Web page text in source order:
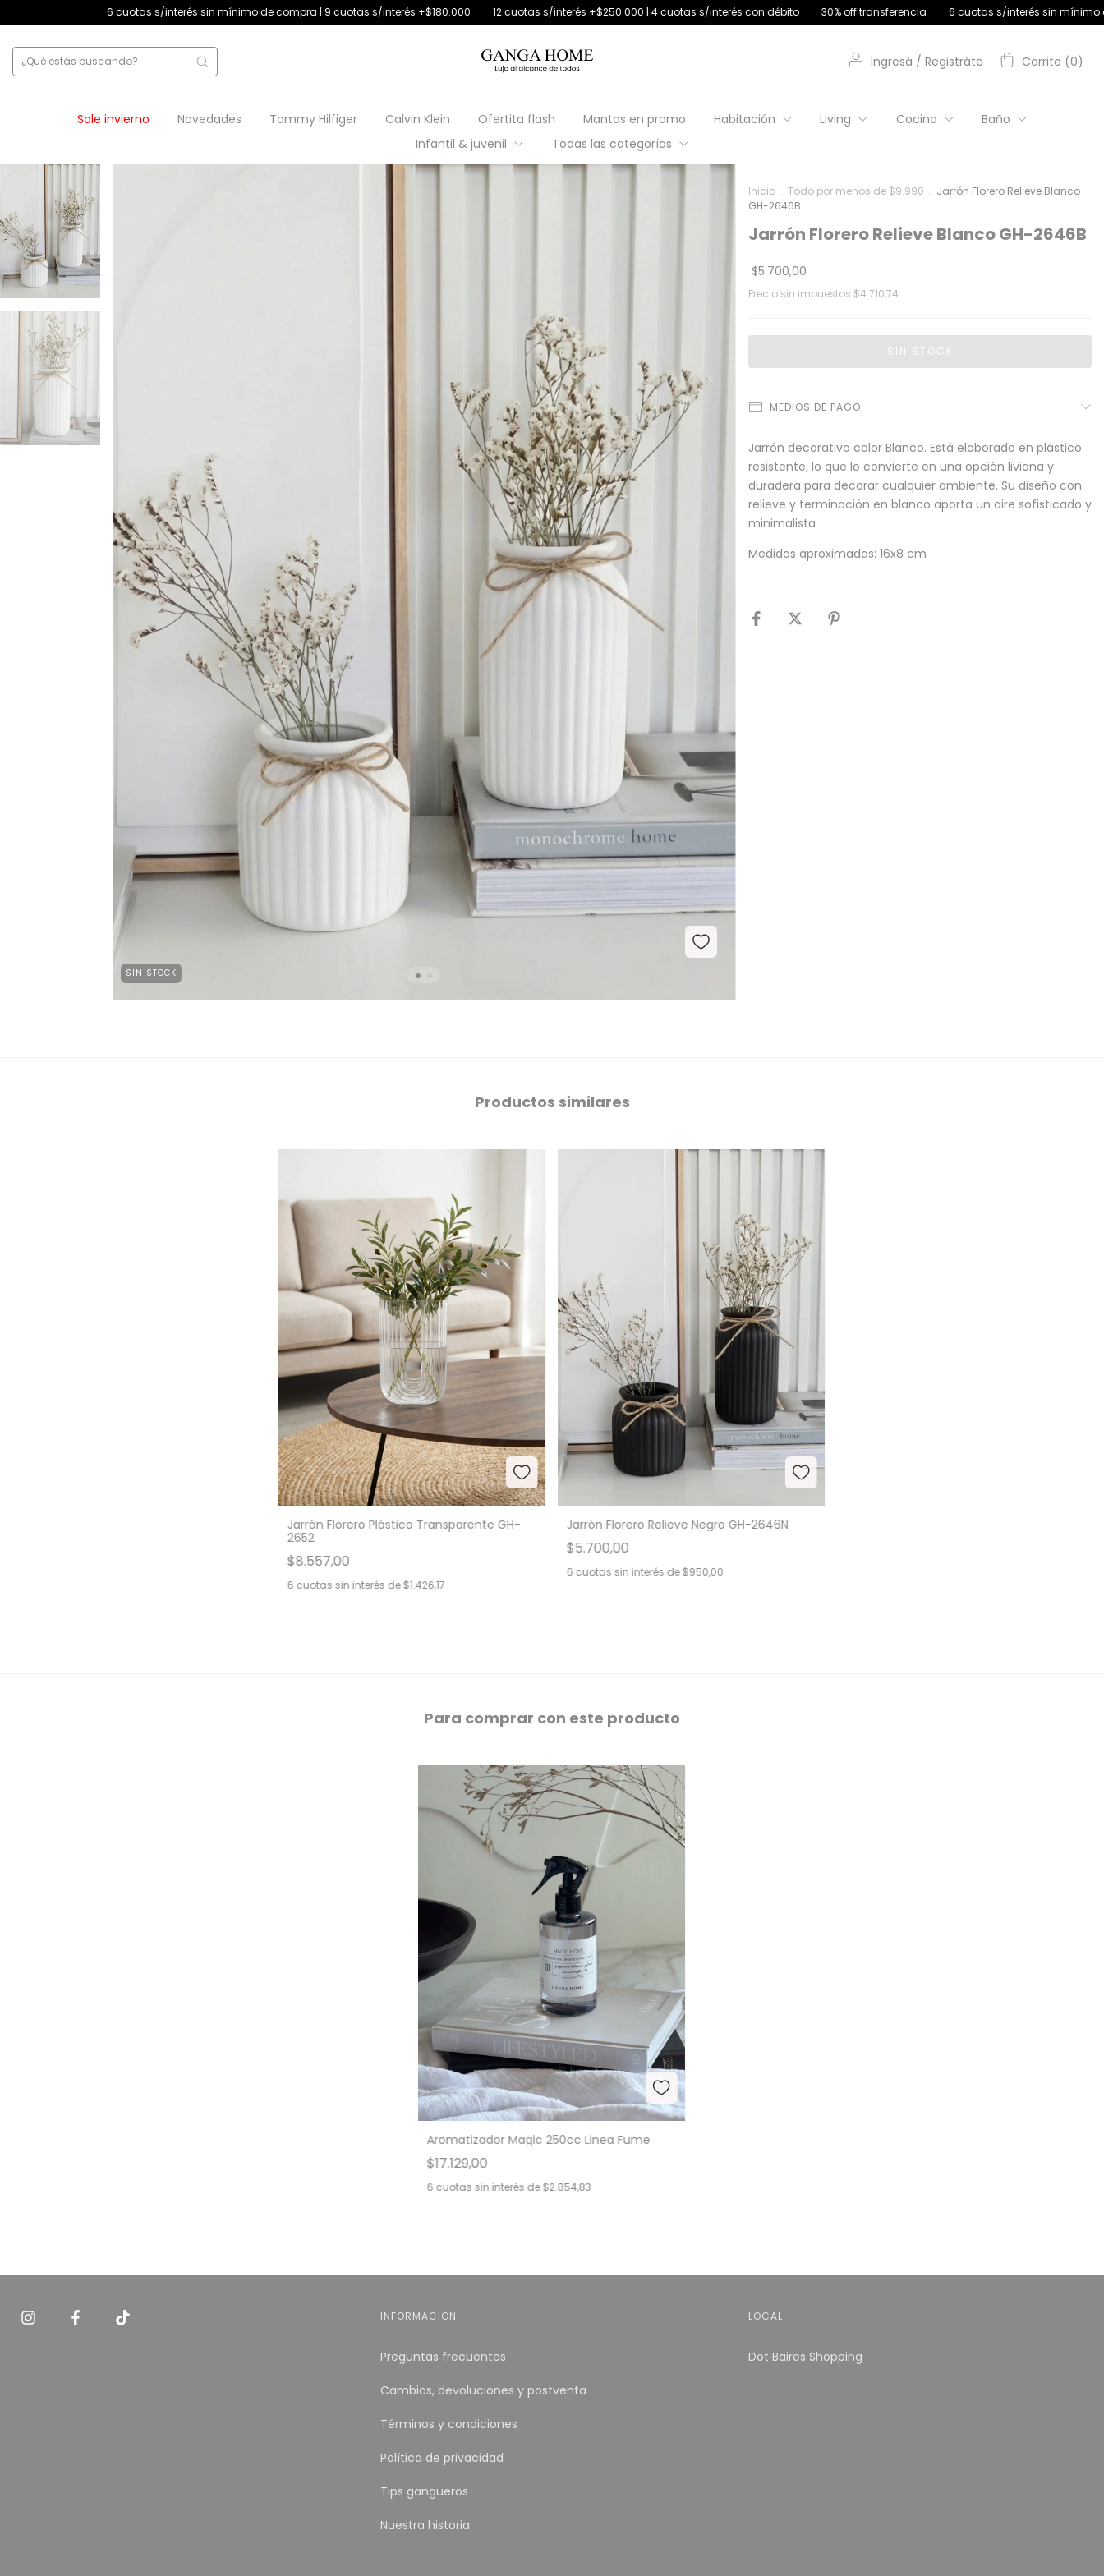
cuotas s/interés sin mínimo de compra | 9 cuotas s/interés +$180.000 12 cuotas s/interés +$250.000 | 4 cuotas s/interés con débito 30% off transferencia 6 cuotas s/interés sin mínimo de compra | 9 cuotas
Ingresá / Registráte Carrito (0)
Sale invierno Novedades Tommy Hilfiger Calvin Klein Ofertita flash Mantas en promo Habitación Living Cocina
Baño
Infantil & juvenil
Todas las categorías
SIN STOCK
Inicio . Todo por menos de $9.990 . Jarrón Florero Relieve Blanco
GH-2646B
Jarrón Florero Relieve Blanco GH-2646B
$5.700,00
Precio sin impuestos $4.710,74
MEDIOS DE PAGO
Jarrón decorativo color Blanco. Está elaborado en plástico
resistente, lo que lo convierte en una opción liviana y
duradera para decorar cualquier ambiente. Su diseño con
relieve y terminación en blanco aporta un aire sofisticado y
minimalista
Medidas aproximadas: 16x8 cm
Productos similares
Jarrón Florero Plástico Transparente GH-
2652
$8.557,00
6 cuotas sin interés de$1.426,17
Jarrón Florero Relieve Negro GH-2646N
$5.700,00
6 cuotas sin interés de$950,00
Para comprar con este producto
Aromatizador Magic 250cc Linea Fume
$17.129,00
6 cuotas sin interés de$2.854,83
INFORMACIÓN
Preguntas frecuentes
Cambios, devoluciones y postventa
Términos y condiciones
Política de privacidad
Tips gangueros
Nuestra historia
LOCAL
Dot Baires Shopping